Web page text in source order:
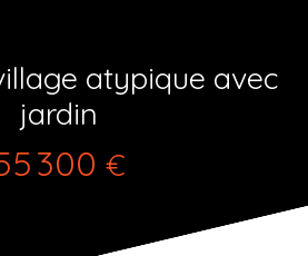
atypique avec
jardin
300 €